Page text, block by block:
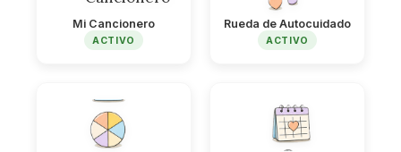
Mi Cancionero
ACTIVO
Rueda de Autocuidado
ACTIVO